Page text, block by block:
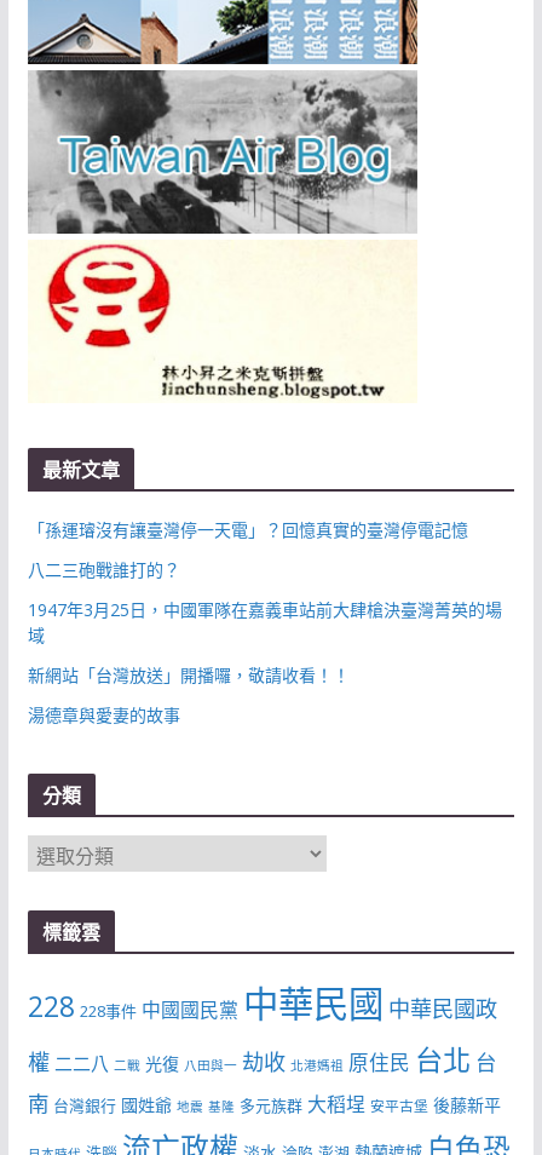
最新文章
「孫運璿沒有讓臺灣停一天電」？回憶真實的臺灣停電記憶
八二三砲戰誰打的？
1947年3月25日，中國軍隊在嘉義車站前大肆槍決臺灣菁英的場
域
新網站「台灣放送」開播囉，敬請收看！！
湯德章與愛妻的故事
分類
分
標籤雲
228 228事件 中國國民黨 中華民國 中華民國政
權 二二八 二戰 光復 八田與一 劫收 北港媽祖 原住民 台北 台
南 台灣銀行 國姓爺 地震 基隆 多元族群 大稻埕 安平古堡 後藤新平